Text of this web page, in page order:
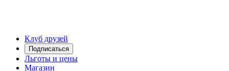
Клуб друзей
Подписаться
Льготы и цены
Магазин